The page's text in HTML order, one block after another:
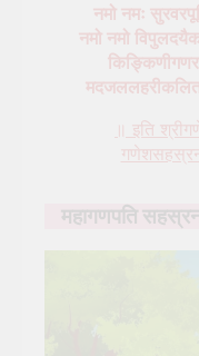
नमो नमः
नमो नमो
॥ इति
महागणपति